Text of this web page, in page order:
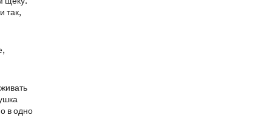
так,
в одно